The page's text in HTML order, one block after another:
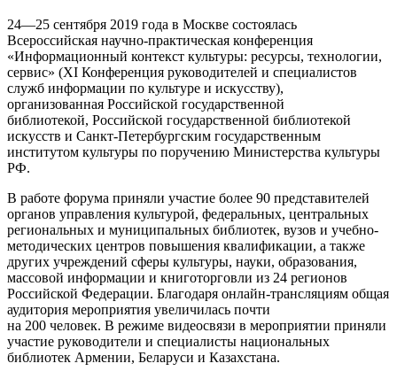
24—25 сентября 2019 года в Москве состоялась
Всероссийская научно-практическая конференция
«Информационный контекст культуры: ресурсы, технологии,
сервис» (XI Конференция руководителей и специалистов
служб информации по культуре и искусству),
организованная Российской государственной
библиотекой, Российской государственной библиотекой
искусств и Санкт-Петербургским государственным
институтом культуры по поручению Министерства культуры
РФ.
В работе форума приняли участие более 90 представителей
органов управления культурой, федеральных, центральных
региональных и муниципальных библиотек, вузов и учебно-
методических центров повышения квалификации, а также
других учреждений сферы культуры, науки, образования,
массовой информации и книготорговли из 24 регионов
Российской Федерации. Благодаря онлайн-трансляциям общая
аудитория мероприятия увеличилась почти
на 200 человек. В режиме видеосвязи в мероприятии приняли
участие руководители и специалисты национальных
библиотек Армении, Беларуси и Казахстана.